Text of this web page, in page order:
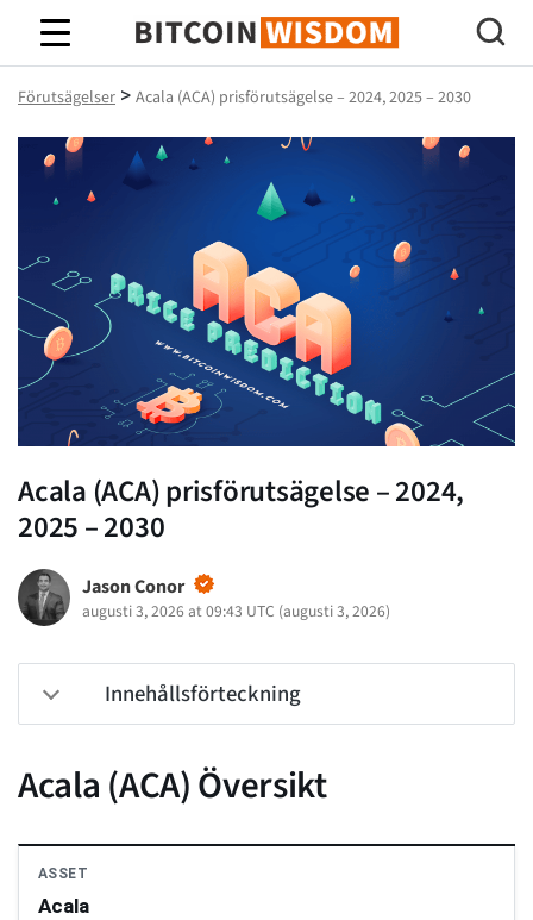
Bitcoin Wisdom
Förutsägelser > Acala (ACA) prisförutsägelse – 2024, 2025 – 2030
Acala (ACA) prisförutsägelse – 2024,
2025 – 2030
Jason Conor
augusti 3, 2026 at 09:43 UTC (augusti 3, 2026)
Innehållsförteckning
Acala (ACA) Översikt
ASSET
Acala